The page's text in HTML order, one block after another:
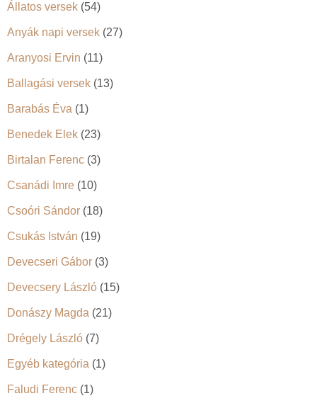
Állatos versek (54)
Anyák napi versek (27)
Aranyosi Ervin (11)
Ballagási versek (13)
Barabás Éva (1)
Benedek Elek (23)
Birtalan Ferenc (3)
Csanádi Imre (10)
Csoóri Sándor (18)
Csukás István (19)
Devecseri Gábor (3)
Devecsery László (15)
Donászy Magda (21)
Drégely László (7)
Egyéb kategória (1)
Faludi Ferenc (1)